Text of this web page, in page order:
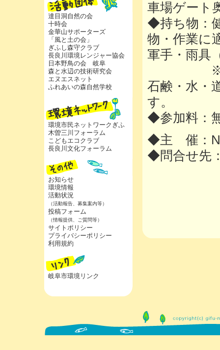
達目洞自然の会
十時会
金華山サポーターズ
「風と土の会」
ぎふし森守クラブ
長良川環境レンジャー協会
日本野鳥の会 岐阜
森と水辺の技術研究会
エヌエスネット
ふれあいの森自然学校
環境市民ネットワークぎふ
木曽三川フォーラム
こどもエコクラブ
長良川文化フォーラム
お知らせ
環境情報
活動状況
（活動報告、募集案内等）
投稿フォーム
（情報提供、ご質問等）
サイトポリシー
プライバシーポリシー
利用規約
岐阜市環境リンク
車場ゲー
◆持ち物：
物・作業に
軍手・雨具
※ヘルメ
石鹸・水・
す。
◆参加料：
◆主 催：
◆問合せ先